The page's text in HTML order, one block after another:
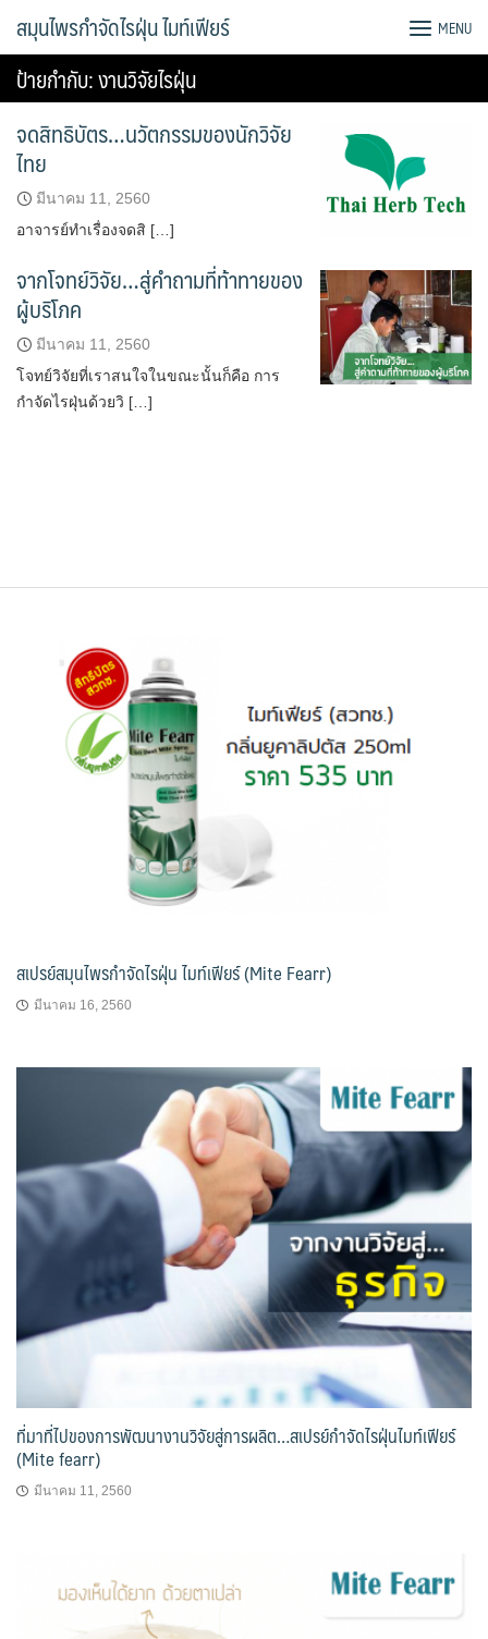
สมุนไพรกำจัดไรฝุ่น ไมท์เฟียร์ MENU
ป้ายกำกับ:งานวิจัยไรฝุ่น
จดสิทธิบัตร…นวัตกรรมของนักวิจัย
ไทย
มีนาคม 11, 2560
อาจารย์ทำเรื่องจดสิ […]
จากโจทย์วิจัย…สู่คำถามที่ท้าทายของ
ผู้บริโภค
มีนาคม 11, 2560
โจทย์วิจัยที่เราสนใจในขณะนั้นก็คือ การ
กำจัดไรฝุ่นด้วยวิ […]
สเปรย์สมุนไพรกำจัดไรฝุ่น ไมท์เฟียร์ (Mite Fearr)
มีนาคม 16, 2560
ที่มาที่ไปของการพัฒนางานวิจัยสู่การผลิต…สเปรย์กำจัดไรฝุ่นไมท์เฟียร์
(Mite fearr)
มีนาคม 11, 2560